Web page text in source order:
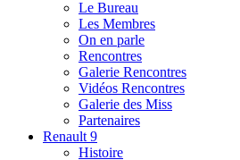
Le Bureau
Les Membres
On en parle
Rencontres
Galerie Rencontres
Vidéos Rencontres
Galerie des Miss
Partenaires
Renault 9
Histoire